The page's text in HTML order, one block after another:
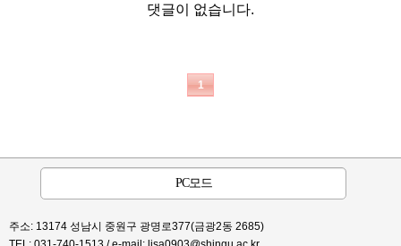
댓글이 없습니다.
1
PC모드
주소: 13174 성남시 중원구 광명로377(금광2동 2685)